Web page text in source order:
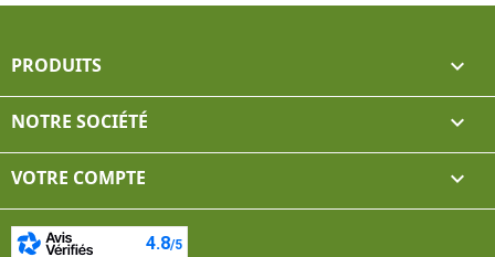
PRODUITS 
NOTRE SOCIÉTÉ 
VOTRE COMPTE 